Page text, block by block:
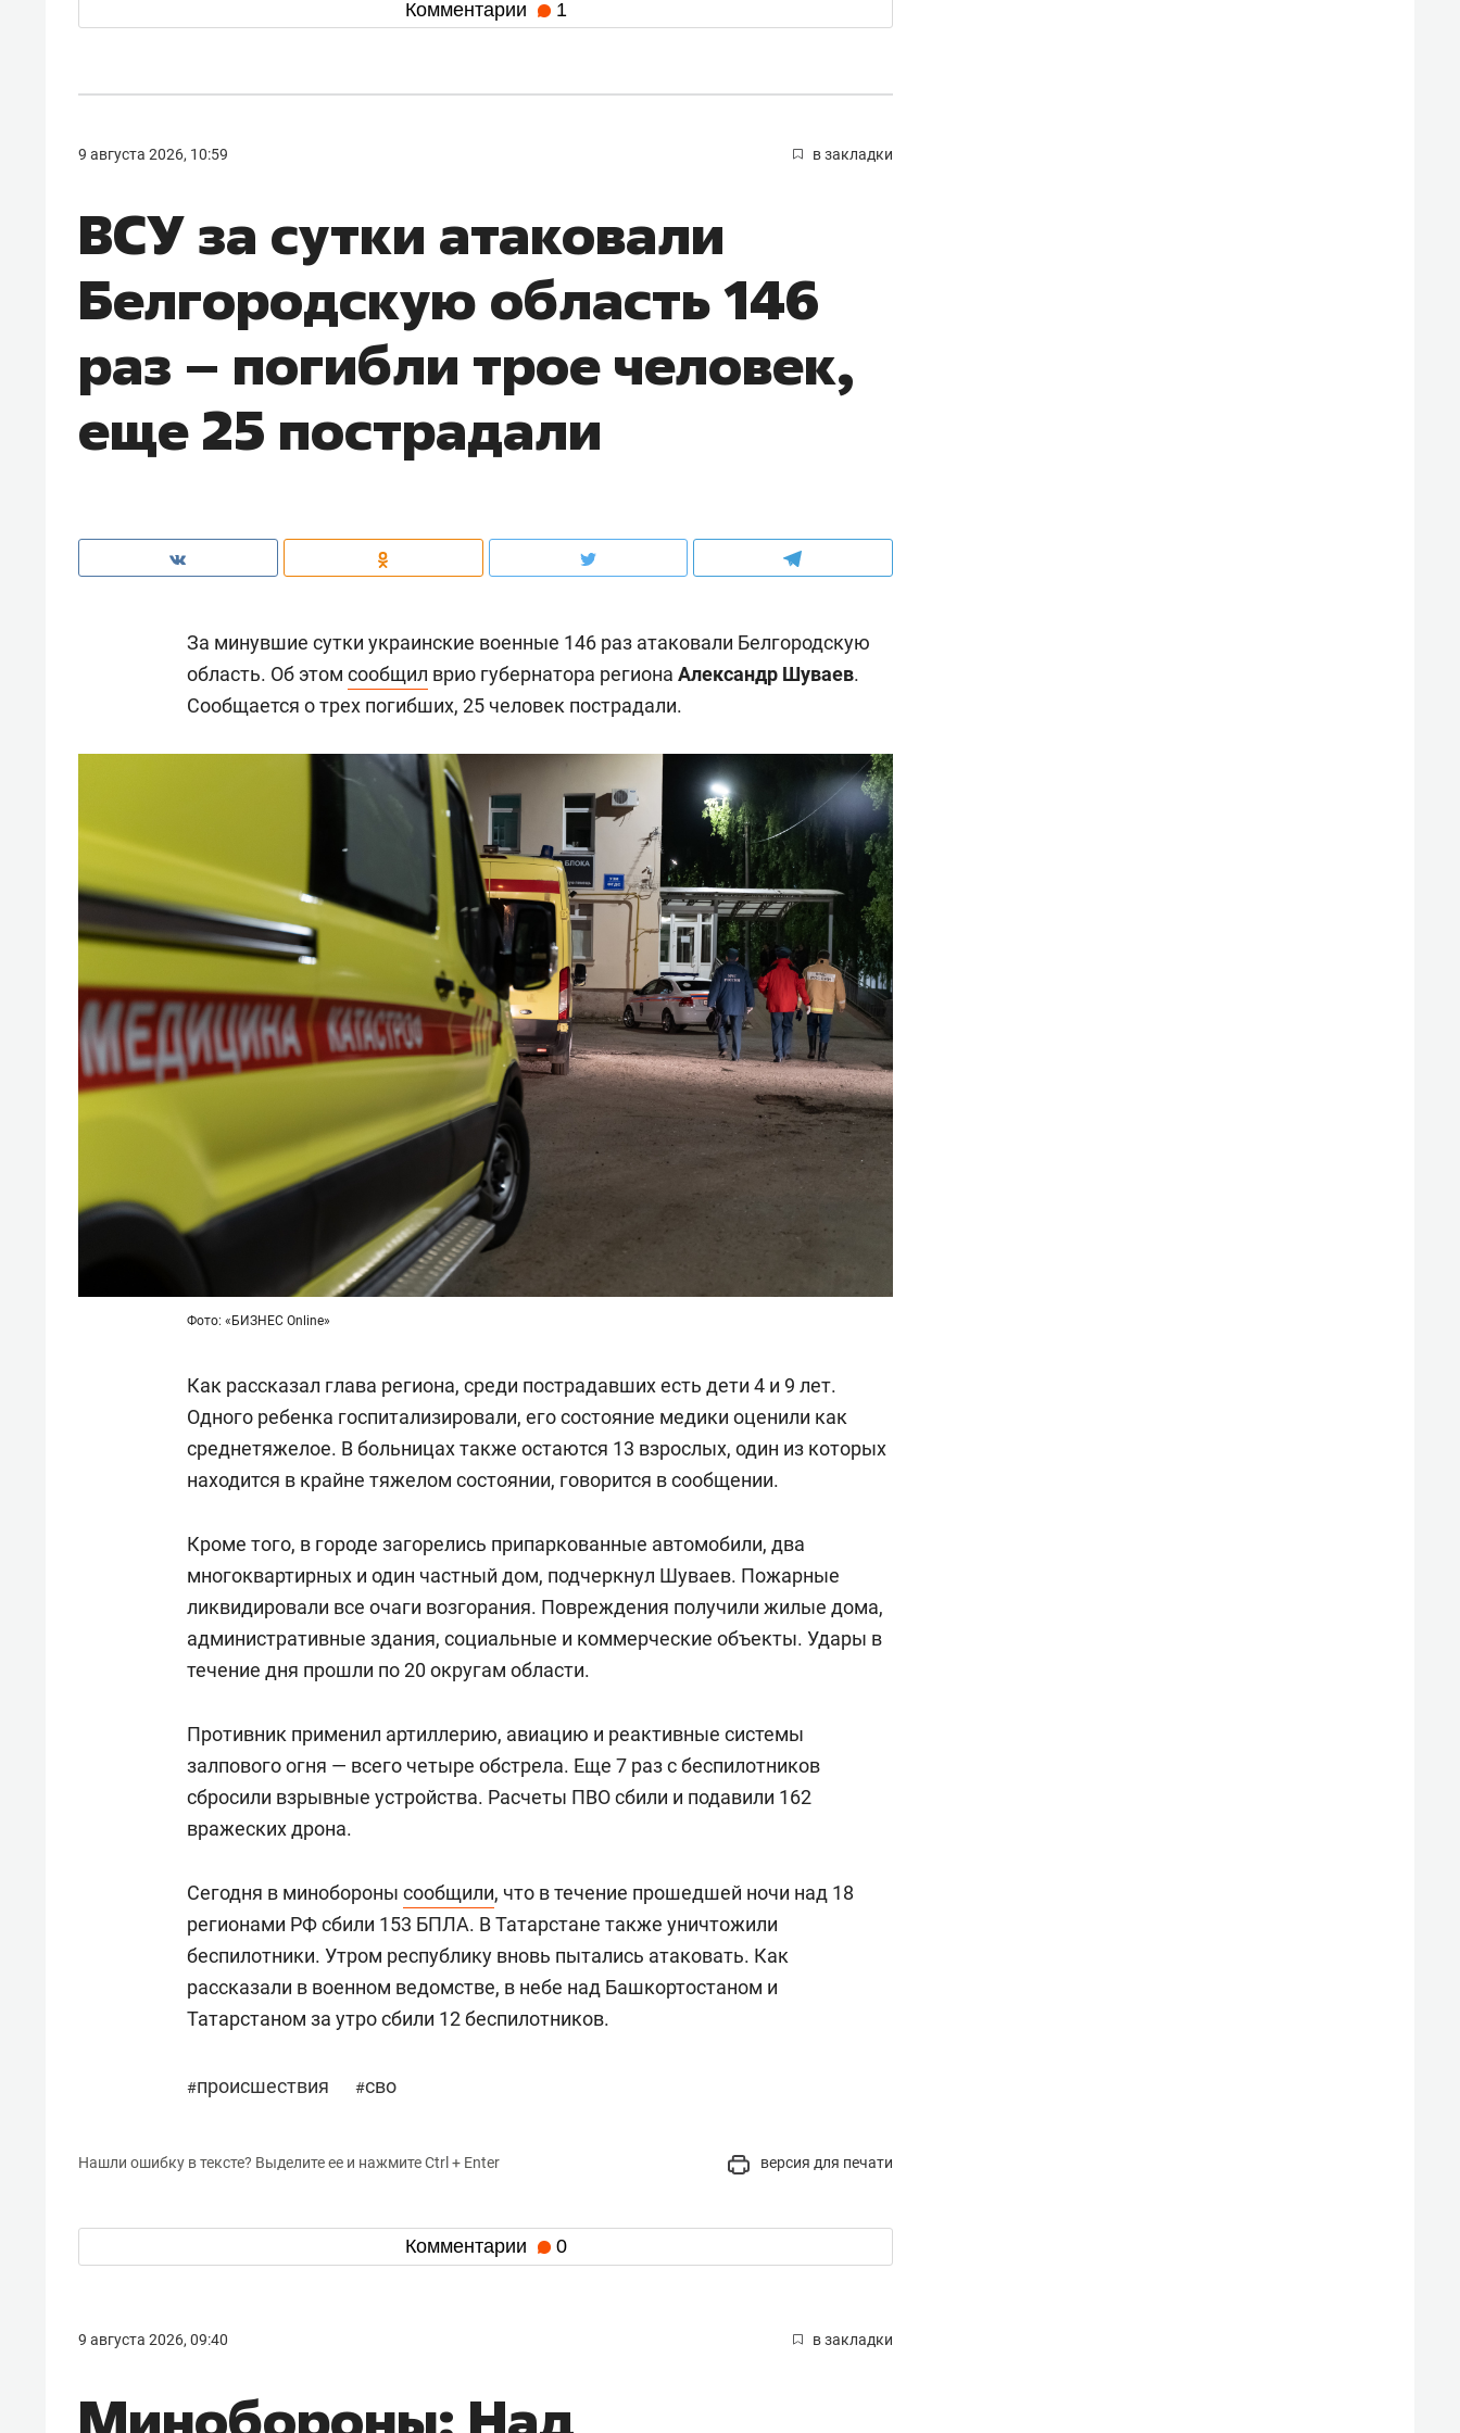
Комментарии 1
9 августа 2026, 10:59 в закладки
ВСУ за сутки атаковали
Белгородскую область 146
раз – погибли трое человек,
еще 25 пострадали
За минувшие сутки украинские военные 146 раз атаковали Белгородскую
область. Об этом сообщил врио губернатора региона Александр Шуваев.
Сообщается о трех погибших, 25 человек пострадали.
Фото: «БИЗНЕС Online»
Как рассказал глава региона, среди пострадавших есть дети 4 и 9 лет.
Одного ребенка госпитализировали, его состояние медики оценили как
среднетяжелое. В больницах также остаются 13 взрослых, один из которых
находится в крайне тяжелом состоянии, говорится в сообщении.
Кроме того, в городе загорелись припаркованные автомобили, два
многоквартирных и один частный дом, подчеркнул Шуваев. Пожарные
ликвидировали все очаги возгорания. Повреждения получили жилые дома,
административные здания, социальные и коммерческие объекты. Удары в
течение дня прошли по 20 округам области.
Противник применил артиллерию, авиацию и реактивные системы
залпового огня — всего четыре обстрела. Еще 7 раз с беспилотников
сбросили взрывные устройства. Расчеты ПВО сбили и подавили 162
вражеских дрона.
Сегодня в минобороны сообщили, что в течение прошедшей ночи над 18
регионами РФ сбили 153 БПЛА. В Татарстане также уничтожили
беспилотники. Утром республику вновь пытались атаковать. Как
рассказали в военном ведомстве, в небе над Башкортостаном и
Татарстаном за утро сбили 12 беспилотников.
#происшествия #сво
Нашли ошибку в тексте? Выделите ее и нажмите Ctrl + Enter версия для печати
Комментарии 0
9 августа 2026, 09:40 в закладки